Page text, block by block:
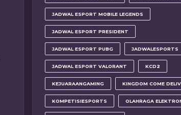
JADWAL ESPORT MOBILE LEGENDS
JADWAL ESPORT PRESIDENT
JADWAL ESPORT PUBG JADWALESPORTS
JADWAL ESPORT VALORANT KCD2
KEJUARAANGAMING KINGDOM COME
KOMPETISIESPORTS OLAHRAGA